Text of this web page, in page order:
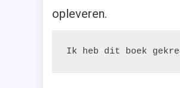
opleveren.
Ik heb dit boek